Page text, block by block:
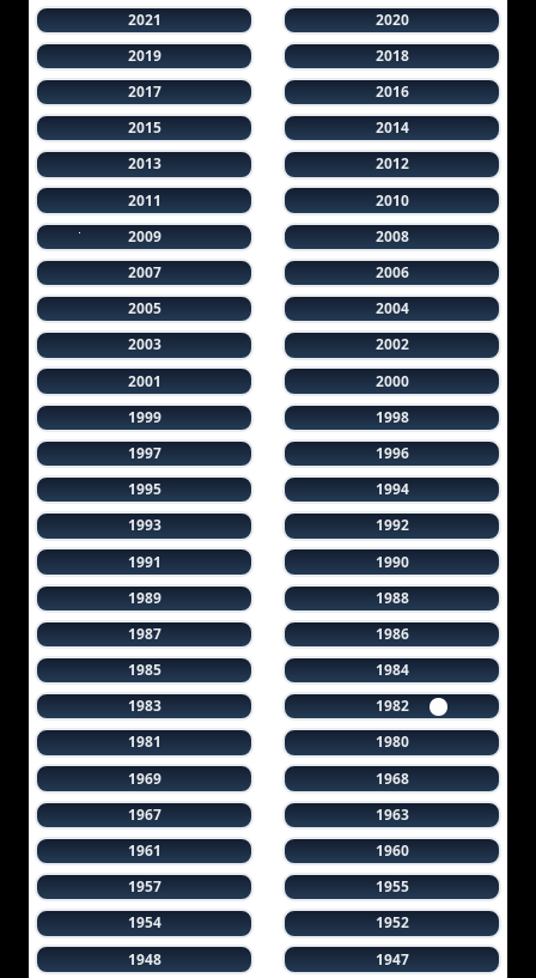
2021
2020
2019
2018
2017
2016
2015
2014
2013
2012
2011
2010
2009
2008
2007
2006
2005
2004
2003
2002
2001
2000
1999
1998
1997
1996
1995
1994
1993
1992
1991
1990
1989
1988
1987
1986
1985
1984
1983
1982
1981
1980
1969
1968
1967
1963
1961
1960
1957
1955
1954
1952
1948
1947